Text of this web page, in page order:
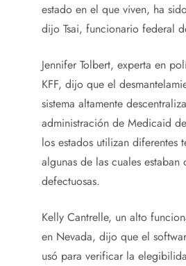
estado en el que viven, ha
dijo Tsai, funcionario federal
Jennifer Tolbert, experta en
KFF, dijo que el
sistema altamente
administración de Medicaid
los estados utilizan diferentes
algunas de las cuales estaban
defectuosas.
Kelly Cantrelle, un alto
en Nevada, dijo que el
usó para verificar la